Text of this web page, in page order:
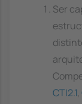
Ser
CTI2.1,